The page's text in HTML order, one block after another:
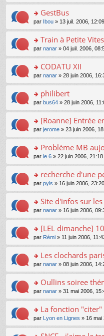
e
nt
u
s
ré
c
e
nt
le
pl
u
s
ré
c
e
nt
e
n
n
le
pl
u
s
ré
c
e
nt
a
g
e
n
n
le
pl
u
s
ré
c
e
nt
le
m
e
s
a
g
e
n
n
le
pl
u
s
ré
c
e
nt
n
s
ult
er
le
m
e
s
a
g
e
n
n
le
pl
u
s
ré
c
e
nt
o
n
s
ult
er
le
m
e
s
a
g
e
n
n
le
pl
u
s
ré
c
e
nt
GestBus
par Ibou » 13 juil. 2006,
o
n
s
ult
er
le
m
e
s
a
g
e
n
n
le
pl
u
s
ré
c
e
nt
Train à Petite
par nanar » 04 juil. 2006,
o
n
s
ult
er
le
m
e
s
a
g
e
n
n
le
pl
u
s
ré
c
e
nt
CODATU XII
par nanar » 28 juin 2006,
o
n
s
ult
er
le
m
e
s
a
g
e
n
n
le
pl
u
s
ré
c
e
nt
philibert
par bus64 » 28 juin 2006,
o
n
s
ult
er
le
m
e
s
a
g
e
n
n
le
pl
u
s
ré
c
e
nt
[Roanne] Entrée
par jerome » 23 juin 2006,
o
n
s
ult
er
le
m
e
s
a
g
e
n
n
le
pl
u
s
ré
c
e
Problème MB
par le 6 » 22 juin 2006,
o
n
s
ult
er
le
m
e
s
a
g
e
n
n
le
pl
u
s
recherche d'une
par pyls » 16 juin 2006,
o
n
s
ult
er
le
m
e
s
a
g
e
n
n
Site d'infos sur les
par nanar » 16 juin 2006,
o
n
s
ult
er
le
m
e
s
a
g
e
n
[LEL dimanche]
par Rémi » 11 juin 2006,
o
n
s
ult
er
le
m
e
s
Les clochards
par nanar » 08 juin 2006,
o
n
s
ult
er
le
Oullins soiree
par nanar » 31 mai 2006,
o
n
s
La fonction
par Lyon en Lignes » 16 mai